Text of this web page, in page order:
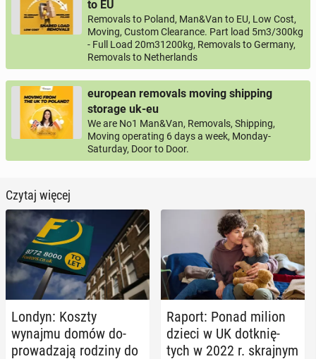
to EU
Removals to Poland, Man&Van to EU, Low Cost,
Moving, Custom Clearance. Part load 5m3/300kg
- Full Load 20m31200kg, Removals to Germany,
Removals to Netherlands
european removals moving shipping
storage uk-eu
We are No1 Man&Van, Removals, Shipping,
Moving operating 6 days a week, Monday-
Saturday, Door to Door.
Czytaj więcej
Londyn: Koszty
wynajmu domów do­
pro­wa­dza­ją rodziny do
Raport: Ponad milion
dzieci w UK do­tknię­
tych w 2022 r. skraj­nym